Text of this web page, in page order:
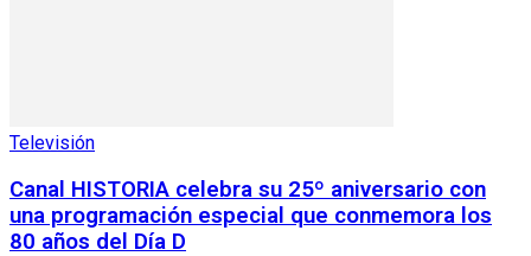
Televisión
Canal HISTORIA celebra su 25º aniversario con
una programación especial que conmemora los
80 años del Día D